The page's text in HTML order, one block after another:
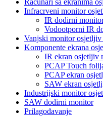
Infracrveni monitor
IR dodirni
Vodootporni IR
Vanjski monitor
Komponente ekrana
IR ekran osjetljiv
PCAP Touch
PCAP ekran
SAW ekran
Industrijski monitor
SAW dodirni monitor
Prilagođavanje